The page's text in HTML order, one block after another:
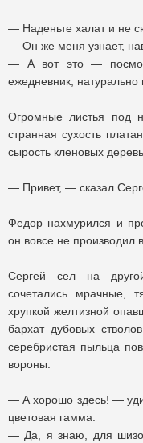
— Наденьте халат и не
— Он же меня узнает,
— А вот это —
ежедневник, натурально
Огромные листья под
странная сухость
сырость кленовых
— Привет, — сказал
Федор нахмурился и
он вовсе не производил
Сергей сел на
сочетались мрачные,
хрупкой желтизной
бархат дубовых
серебристая пыльца
вороны.
— А хорошо здесь! —
цветовая гамма.
— Да, я знаю, для